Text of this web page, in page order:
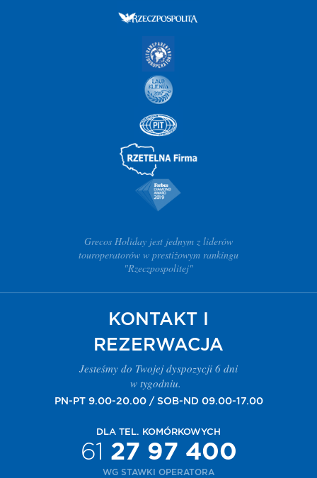
Grecos Holiday jest jednym z liderów
touroperatorów w prestiżowym rankingu
"Rzeczpospolitej"
KONTAKT I
REZERWACJA
Jesteśmy do Twojej dyspozycji 6 dni
w tygodniu.
PN-PT 9.00-20.00 / SOB-ND 09.00-17.00
DLA TEL. KOMÓRKOWYCH
61 27 97 400
WG STAWKI OPERATORA